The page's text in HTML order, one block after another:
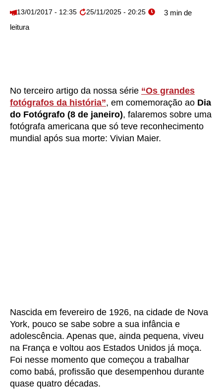
13/01/2017 - 12:35 25/11/2025 - 20:25
No terceiro artigo da nossa série “Os grandes
fotógrafos da história”, em comemoração ao Dia
do Fotógrafo (8 de janeiro), falaremos sobre uma
fotógrafa americana que só teve reconhecimento
mundial após sua morte: Vivian Maier.
Nascida em fevereiro de 1926, na cidade de Nova
York, pouco se sabe sobre a sua infância e
adolescência. Apenas que, ainda pequena, viveu
na França e voltou aos Estados Unidos já moça.
Foi nesse momento que começou a trabalhar
como babá, profissão que desempenhou durante
quase quatro décadas.